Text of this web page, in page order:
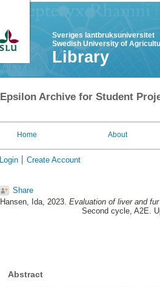
Sveriges lantbruksuniversitet
Swedish University of
Library
Epsilon Archive for Student
Home About
Login Create Account
Share
Hansen, Ida, 2023. Evaluation of liver and
Second cycle, A2E.
Abstract